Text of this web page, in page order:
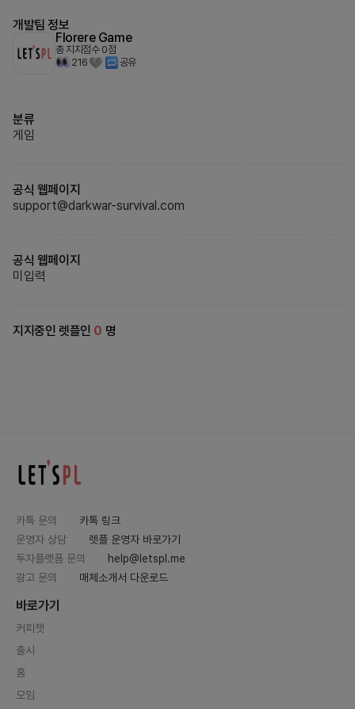
개발팀 정보
Florere Game
총 지지점수 0점
216
공유
분류
게임
공식 웹페이지
support@darkwar-survival.com
공식 웹페이지
미입력
지지중인 렛플인 0 명
카톡 문의
카톡 링크
운영자 상담
렛플 운영자 바로가기
투자플랫폼 문의
help@letspl.me
광고 문의
매체소개서 다운로드
바로가기
커피챗
출시
홈
모임